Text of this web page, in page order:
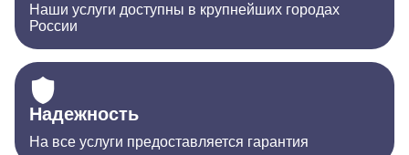
Наши услуги доступны в крупнейших городах
России
Надежность
На все услуги предоставляется гарантия